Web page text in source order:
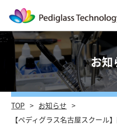
お知
TOP
お知らせ
【ペディグラス名古屋スクール